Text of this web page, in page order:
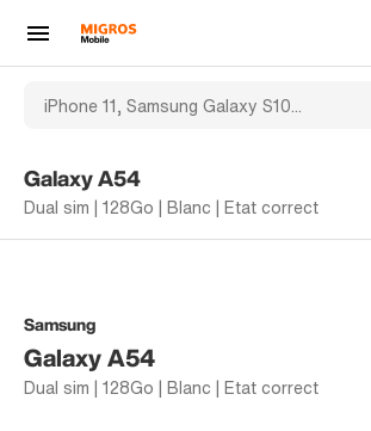
Galaxy A54
Dual sim | 128Go | Blanc | Etat correct
Samsung
Galaxy A54
Dual sim | 128Go | Blanc | Etat correct